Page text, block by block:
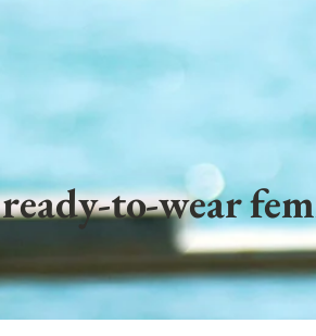
ready-to-wear